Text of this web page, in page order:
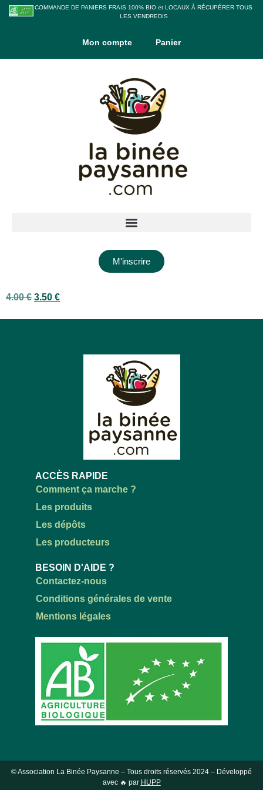
COMMANDE DE PANIERS FRAIS 100% BIO et LOCAUX À RÉCUPÉRER TOUS
LES VENDREDIS
Mon compte Panier
M'inscrire
4.00€ 3.50 €
ACCÈS RAPIDE
Comment ça marche ?
Les produits
Les dépôts
Les producteurs
BESOIN D'AIDE ?
Contactez-nous
Conditions générales de vente
Mentions légales
© Association La Binée Paysanne – Tous droits réservés 2024 – Développé
avec 🔥 par HUPP